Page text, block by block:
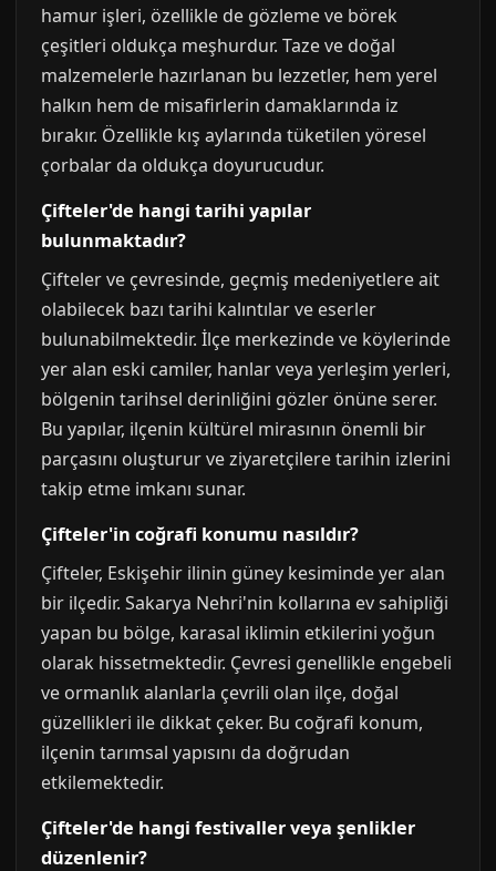
hamur işleri, özellikle de gözleme ve börek
çeşitleri oldukça meşhurdur. Taze ve doğal
malzemelerle hazırlanan bu lezzetler, hem yerel
halkın hem de misafirlerin damaklarında iz
bırakır. Özellikle kış aylarında tüketilen yöresel
çorbalar da oldukça doyurucudur.
Çifteler'de hangi tarihi yapılar
bulunmaktadır?
Çifteler ve çevresinde, geçmiş medeniyetlere ait
olabilecek bazı tarihi kalıntılar ve eserler
bulunabilmektedir. İlçe merkezinde ve köylerinde
yer alan eski camiler, hanlar veya yerleşim yerleri,
bölgenin tarihsel derinliğini gözler önüne serer.
Bu yapılar, ilçenin kültürel mirasının önemli bir
parçasını oluşturur ve ziyaretçilere tarihin izlerini
takip etme imkanı sunar.
Çifteler'in coğrafi konumu nasıldır?
Çifteler, Eskişehir ilinin güney kesiminde yer alan
bir ilçedir. Sakarya Nehri'nin kollarına ev sahipliği
yapan bu bölge, karasal iklimin etkilerini yoğun
olarak hissetmektedir. Çevresi genellikle engebeli
ve ormanlık alanlarla çevrili olan ilçe, doğal
güzellikleri ile dikkat çeker. Bu coğrafi konum,
ilçenin tarımsal yapısını da doğrudan
etkilemektedir.
Çifteler'de hangi festivaller veya şenlikler
düzenlenir?